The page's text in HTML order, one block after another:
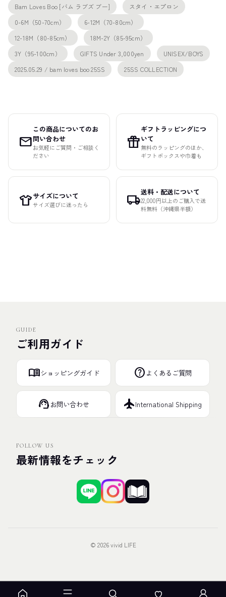
Bam Loves Boo [バム ラブズ ブー]
スタイ・エプロン
0-6M（50-70cm）
6-12M（70-80cm）
12-18M（80-85cm）
18M-2Y（85-95cm）
3Y（95-100cm）
GIFTS Under 3,000yen
UNISEX/BOYS
2025.05.29 / bam loves boo 25SS
25SS COLLECTION
mail
この商品についてのお
問い合わせ
お気軽にご質問・ご相談く
ださい
featured_seasonal_and_gifts
ギフトラッピングにつ
いて
無料のラッピングのほか、
ギフトボックスや巾着も
apparelサイズについて
サイズ選びに迷ったら local_shipping送料・配送について
22,000円以上のご購入で送
料無料（沖縄県半額）
GUIDE
ご利用ガイド
menu_bookショッピングガイド help よくあるご質問
support_agent お問い合わせ flightInternational Shipping
FOLLOW US
最新情報をチェック
© 2026 vivid LIFE